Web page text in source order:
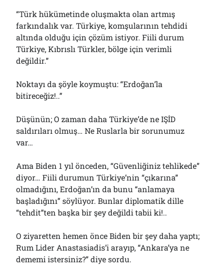
“Türk hükümetinde oluşmakta olan artmış
farkındalık var. Türkiye, komşularının tehdidi
altında olduğu için çözüm istiyor. Fiili durum
Türkiye, Kıbrıslı Türkler, bölge için verimli
değildir.”
Noktayı da şöyle koymuştu: “Erdoğan’la
bitireceğiz!..”
Düşünün; O zaman daha Türkiye’de ne IŞİD
saldırıları olmuş… Ne Ruslarla bir sorunumuz
var…
Ama Biden 1 yıl önceden, “Güvenliğiniz tehlikede”
diyor… Fiili durumun Türkiye’nin “çıkarına”
olmadığını, Erdoğan’ın da bunu “anlamaya
başladığını” söylüyor. Bunlar diplomatik dille
“tehdit”ten başka bir şey değildi tabii ki!..
O ziyaretten hemen önce Biden bir şey daha yaptı;
Rum Lider Anastasiadis’i arayıp, “Ankara’ya ne
dememi istersiniz?” diye sordu.